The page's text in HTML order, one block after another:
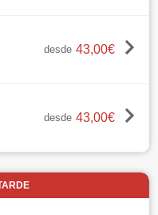
desde 43,00€
desde 43,00€